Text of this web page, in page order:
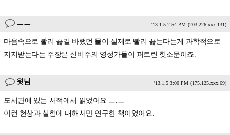
ㅡㅡ '13.1.5 2:54 PM (203.226.xxx.131)
마음속으로 빨리 끓길 바랬던 물이 실제로 빨리 끓는다는게 과학적으로
지지받는다는 주장은 신비주의 영성가들이 퍼트린 헛소문이죠.
윗님 '13.1.5 3:00 PM (175.125.xxx.69)
도서관에 있는 서적에서 읽었어요 ㅡ.ㅡ
이런 현상과 실험에 대해서만 연구한 책이었어요.